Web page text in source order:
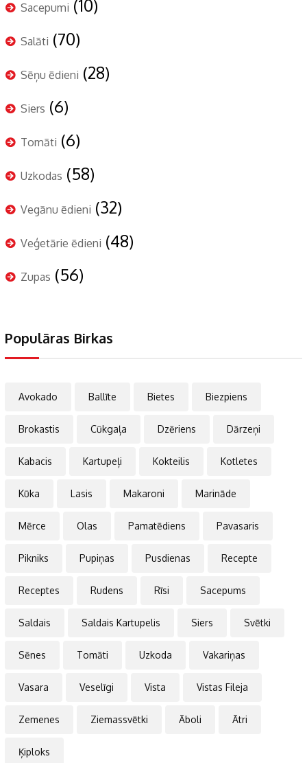
Sacepumi (10)
Salāti (70)
Sēņu ēdieni (28)
Siers (6)
Tomāti (6)
Uzkodas (58)
Vegānu ēdieni (32)
Veģetārie ēdieni (48)
Zupas (56)
Populāras Birkas
Avokado Ballīte Bietes Biezpiens
Brokastis Cūkgaļa Dzēriens Dārzeņi
Kabacis Kartupeļi Kokteilis Kotletes
Kūka Lasis Makaroni Marināde
Mērce Olas Pamatēdiens Pavasaris
Pikniks Pupiņas Pusdienas Recepte
Receptes Rudens Rīsi Sacepums
Saldais Saldais Kartupelis Siers Svētki
Sēnes Tomāti Uzkoda Vakariņas
Vasara Veselīgi Vista Vistas Fileja
Zemenes Ziemassvētki Āboli Ātri
Ķiploks